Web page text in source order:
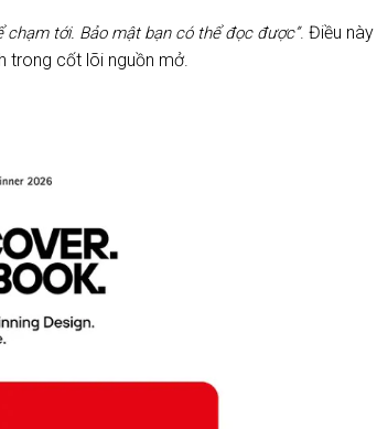
chạm tới. Bảo mật bạn có thể đọc được”. Điều này
trong cốt lõi nguồn mở.